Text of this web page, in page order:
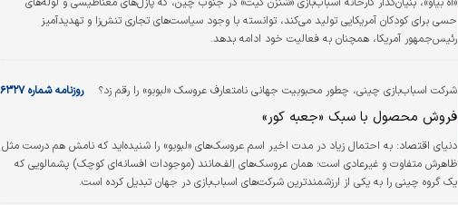
حسی برای کودکان آمریکایی تولید می‌‌‌کند، توانسته با وجود سیاست‌‌‌های تجاری تنش‌‌‌زا و تهدیدآمیز
رئیس‌‌‌جمهور آمریکا، همچنان به فعالیت خود ادامه بدهد.
شرکت اسباب‌بازی چینی، چطور محبوبیت جهانی نامتعارف عروسک «لبوبو» را رقم زد؟ روزنامه شماره ۶۳۲۷
فروش محصول با سبک «جعبه کور»
دنیای اقتصاد: به احتمال زیاد در مدت اخیر اسم عروسک‌‌‌‌های «لبوبو» را شنیده‌‌‌‌اید که نامش هم درست مثل
ظاهرش متفاوت و غیرعادی است؛ همان عروسک‌‌‌‌های اِلف‌‌‌‌مانند (موجودات افسانه‌‌‌‌ای کوچک) پشمالویی که
یک گروه چینی را به یکی از ارزشمندترین شرکت‌های اسبا‌‌‌‌ب‌‌‌‌بازی در جهان تبدیل کرده است.